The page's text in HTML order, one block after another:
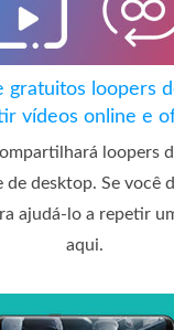
gratuitos loopers
vídeos online e
loopers
de desktop. Se você
ajudá-lo a repetir
aqui.